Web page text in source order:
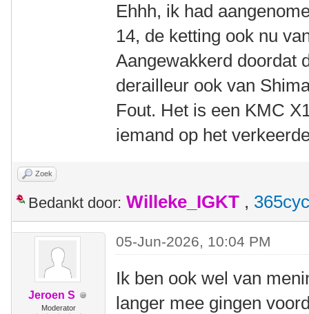
Ehhh, ik had
14, de ketting ook nu
Aangewakkerd doordat
derailleur ook van
Fout. Het is een KMC
iemand op het
Zoek
Bedankt door: Willeke_IGKT ,
Jeroen S
Moderator
05-Jun-2026, 10:04 PM
Ik ben ook wel van
langer mee gingen